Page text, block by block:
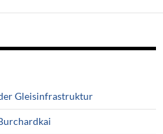
Gleisinfrastruktur